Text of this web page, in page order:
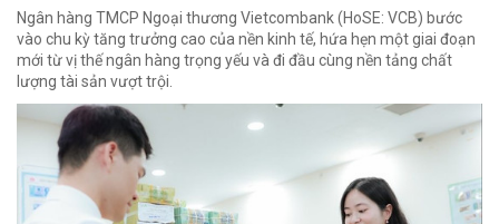
Ngân hàng TMCP Ngoại thương Vietcombank (HoSE: VCB) bước
vào chu kỳ tăng trưởng cao của nền kinh tế, hứa hẹn một giai đoạn
mới từ vị thế ngân hàng trọng yếu và đi đầu cùng nền tảng chất
lượng tài sản vượt trội.